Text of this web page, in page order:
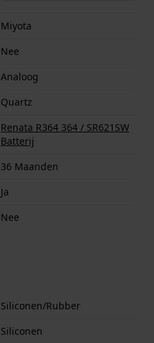
Miyota
Nee
Analoog
Quartz
Renata R364 364 / SR621SW
Batterij
36 Maanden
Ja
Nee
Siliconen/Rubber
Siliconen